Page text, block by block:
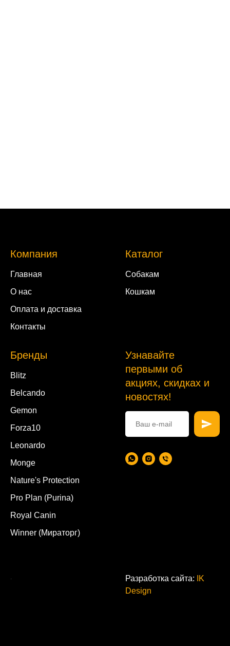
Компания
Главная
О нас
Оплата и доставка
Контакты
Каталог
Собакам
Кошкам
Бренды
Blitz
Belcando
Gemon
Forza10
Leonardo
Monge
Nature's Protection
Pro Plan (Purina)
Royal Canin
Winner (Мираторг)
Узнавайте
первыми об
акциях, скидках и
новостях!
Разработка сайта:
IK
Design